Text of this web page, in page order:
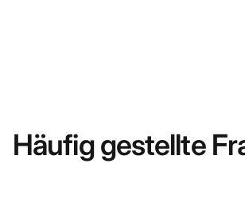
Häufig gestellte